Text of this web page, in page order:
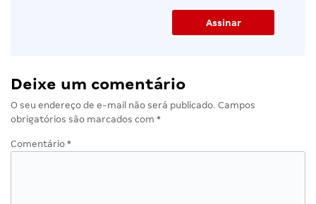
Deixe um comentário
O seu endereço de e-mail não será publicado. Campos
obrigatórios são marcados com *
Comentário *